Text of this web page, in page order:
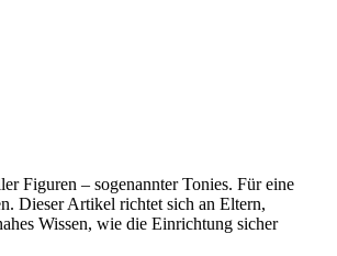
Figuren – sogenannter Tonies. Für eine
Dieser Artikel richtet sich an Eltern,
Wissen, wie die Einrichtung sicher